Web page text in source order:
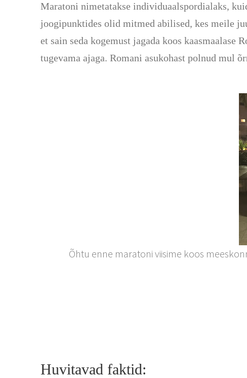
Maratoni nimetatakse individuaalspordialaks,
joogipunktides olid mitmed abilised, kes meile
et sain seda kogemust jagada koos kaasmaalase
tugevama ajaga. Romani asukohast polnud mul
Õhtu enne maratoni viisime koos
Huvitavad faktid: